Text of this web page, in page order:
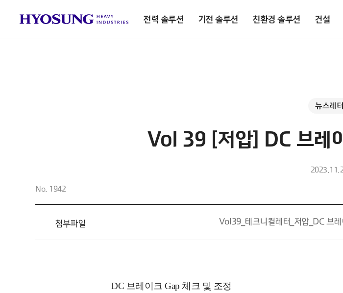
전력 솔루션 기전 솔루션 친환경 솔루션 건설
뉴스레터
Vol 39 [저압] DC 브레
No. 1942
첨부파일 Vol39_테크니컬레터_저압_DC 브
DC 브레이크 Gap 체크 및 조정